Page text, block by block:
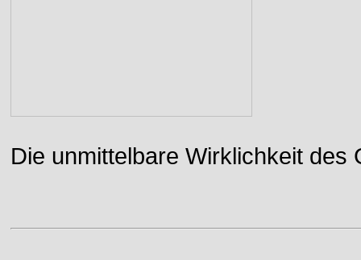
Die unmittelbare Wirklichkeit des